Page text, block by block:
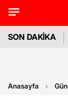
SON DAKİKA
Anasayfa